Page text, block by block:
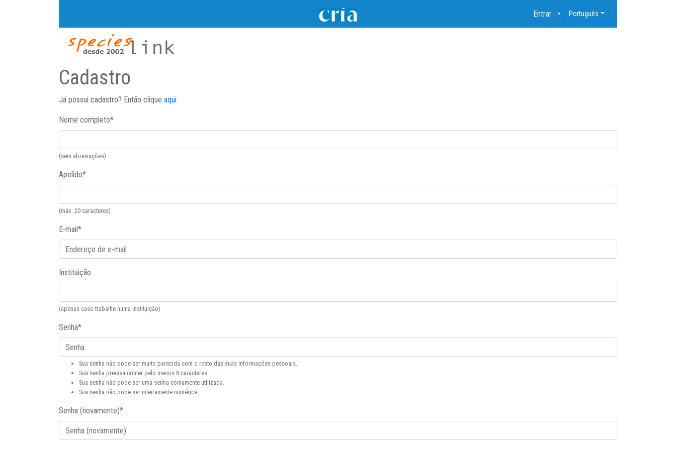
Entrar Português
Cadastro
Já possui cadastro? Então clique aqui.
Nome completo*
(sem abreviações)
Apelido*
(máx. 20 caracteres)
E-mail*
Instituição
(apenas caso trabalhe numa instituição)
Senha*
Sua senha não pode ser muito parecida com o resto das suas informações pessoais.
Sua senha precisa conter pelo menos 8 caracteres.
Sua senha não pode ser uma senha comumente utilizada.
Sua senha não pode ser inteiramente numérica.
Senha (novamente)*